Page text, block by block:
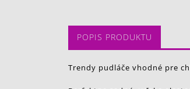
POPIS PRODUKTU
Trendy pudláče vhodné pre